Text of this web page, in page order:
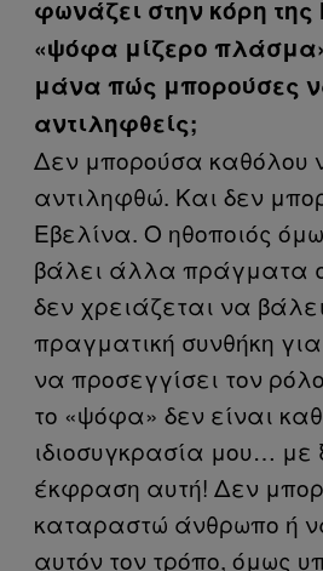
φωνάζει στην κόρη της
«ψόφα μίζερο
μάνα πώς μπορούσες
αντιληφθείς;
Δεν μπορούσα καθόλου
αντιληφθώ. Και δεν
Εβελίνα. Ο ηθοποιός
βάλει άλλα πράγματα
δεν χρειάζεται να
πραγματική συνθήκη
να προσεγγίσει τον
το «ψόφα» δεν είναι
ιδιοσυγκρασία μου… με
έκφραση αυτή! Δεν
καταραστώ άνθρωπο ή
αυτόν τον τρόπο, όμως